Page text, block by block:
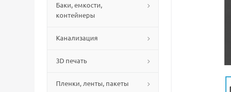
Баки, емкости,
контейнеры
Канализация
3D печать
Пленки, ленты, пакеты